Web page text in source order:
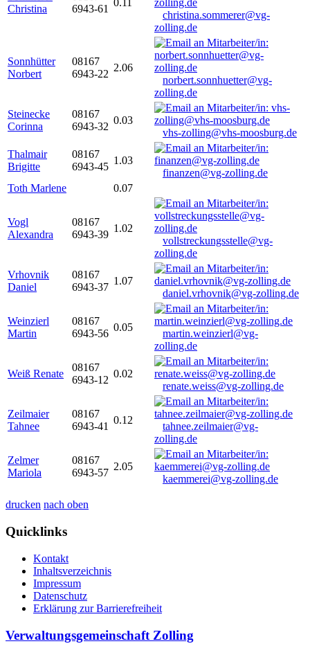
Christina
6943-61
0.11
christina.sommerer@vg-
zolling.de
Sonnhütter
Norbert
08167
6943-22
2.06
norbert.sonnhuetter@vg-
zolling.de
Steinecke
Corinna
08167
6943-32
0.03
vhs-zolling@vhs-moosburg.de
Thalmair
Brigitte
08167
6943-45
1.03
finanzen@vg-zolling.de
Toth Marlene
0.07
Vogl
Alexandra
08167
6943-39
1.02
vollstreckungsstelle@vg-
zolling.de
Vrhovnik
Daniel
08167
6943-37
1.07
daniel.vrhovnik@vg-zolling.de
Weinzierl
Martin
08167
6943-56
0.05
martin.weinzierl@vg-
zolling.de
Weiß Renate
08167
6943-12
0.02
renate.weiss@vg-zolling.de
Zeilmaier
Tahnee
08167
6943-41
0.12
tahnee.zeilmaier@vg-
zolling.de
Zelmer
Mariola
08167
6943-57
2.05
kaemmerei@vg-zolling.de
drucken nach oben
Quicklinks
Kontakt
Inhaltsverzeichnis
Impressum
Datenschutz
Erklärung zur Barrierefreiheit
Verwaltungsgemeinschaft Zolling